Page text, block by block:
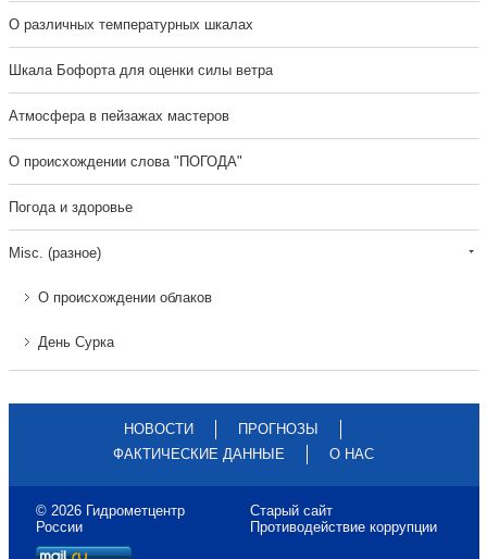
О различных температурных шкалах
Шкала Бофорта для оценки силы ветра
Атмосфера в пейзажах мастеров
О происхождении слова "ПОГОДА"
Погода и здоровье
Misc. (разное)
О происхождении облаков
День Сурка
НОВОСТИ
ПРОГНОЗЫ
ФАКТИЧЕСКИЕ ДАННЫЕ
О НАС
© 2026 Гидрометцентр
России
Старый сайт
Противодействие коррупции